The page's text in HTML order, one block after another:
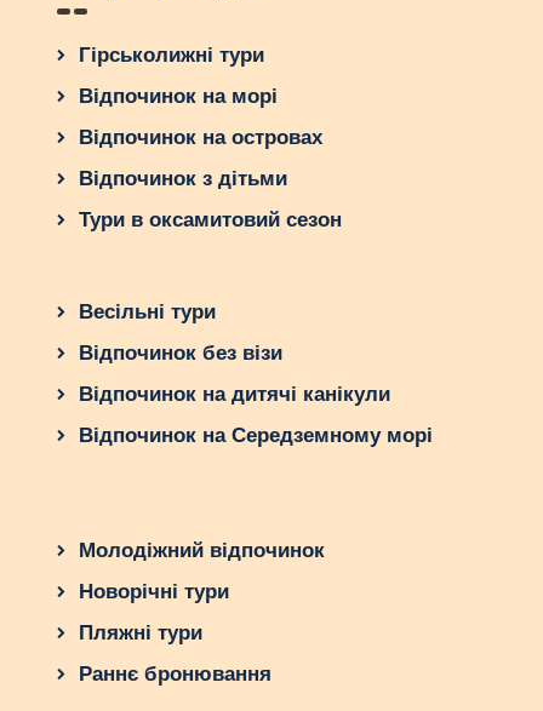
Гірськолижні тури
Відпочинок на морі
Відпочинок на островах
Відпочинок з дітьми
Тури в оксамитовий сезон
Весільні тури
Відпочинок без візи
Відпочинок на дитячі канікули
Відпочинок на Середземному морі
Молодіжний відпочинок
Новорічні тури
Пляжні тури
Раннє бронювання